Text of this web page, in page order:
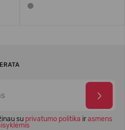
su privatumo politika irasmens